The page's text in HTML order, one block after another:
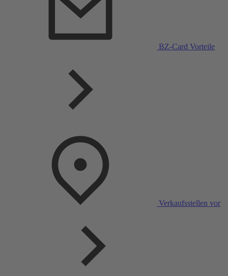
BZ-Card Vorteile
Verkaufsstellen vor